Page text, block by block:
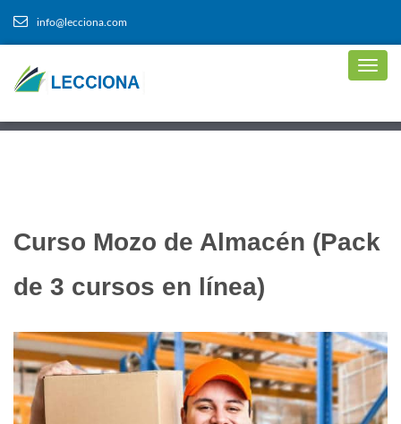
info@lecciona.com
Curso Mozo de Almacén (Pack
de 3 cursos en línea)